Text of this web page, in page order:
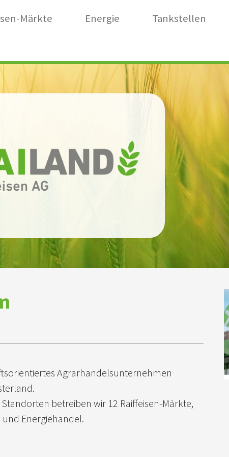
Märkte Energie Tankstellen
Agrarhandelsunternehmen
betreiben wir 12 Raiffeisen-Märkte,
Energiehandel.